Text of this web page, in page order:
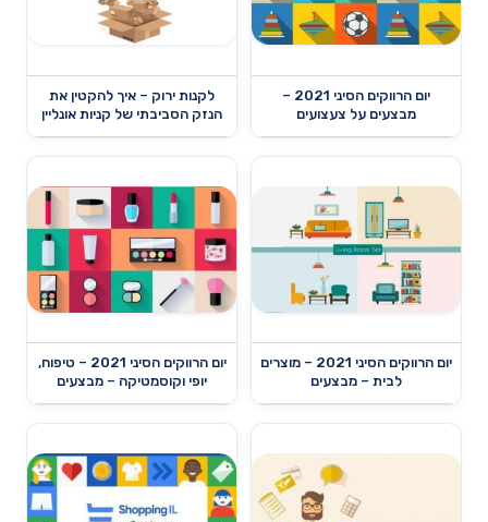
יום הרווקים הסיני 2021 –
מבצעים על צעצועים
לקנות ירוק – איך להקטין את
הנזק הסביבתי של קניות אונליין
יום הרווקים הסיני 2021 – מוצרים
לבית – מבצעים
יום הרווקים הסיני 2021 – טיפוח,
יופי וקוסמטיקה – מבצעים